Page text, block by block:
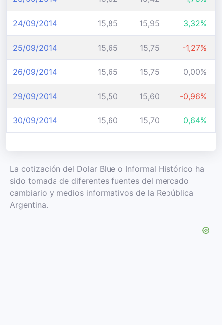
24/09/2014 15,85 15,95 3,32%
25/09/2014 15,65 15,75 -1,27%
26/09/2014 15,65 15,75 0,00%
29/09/2014 15,50 15,60 -0,96%
30/09/2014 15,60 15,70 0,64%
La cotización del Dolar Blue o Informal Histórico ha
sido tomada de diferentes fuentes del mercado
cambiario y medios informativos de la República
Argentina.